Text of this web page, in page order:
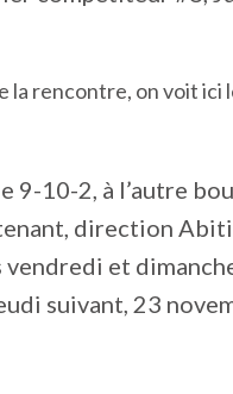
rencontre, on voit ici
10-2, à l’autre
direction
et
suivant, 23